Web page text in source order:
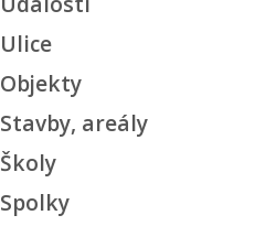
Ulice
Objekty
Stavby, areály
Školy
Spolky